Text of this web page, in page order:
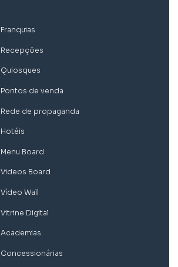
Franquias
Recepções
Quiosques
Pontos de venda
Rede de propaganda
Hotéis
Menu Board
Videos Board
Vídeo Wall
Vitrine Digital
Academias
Concessionárias